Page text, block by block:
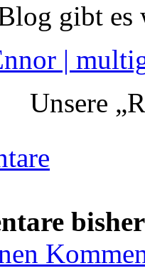
gibt
|
Unsere
bisher